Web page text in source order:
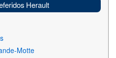
Herault
Motte